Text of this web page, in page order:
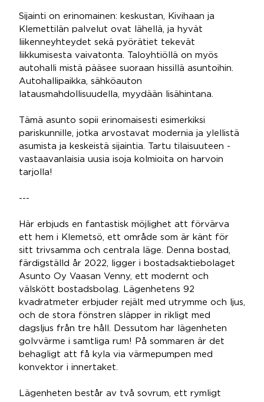
Sijainti on erinomainen: keskustan, Kivihaan ja
Klemettilän palvelut ovat lähellä, ja hyvät
liikenneyhteydet sekä pyörätiet tekevät
liikkumisesta vaivatonta. Taloyhtiöllä on myös
autohalli mistä pääsee suoraan hissillä asuntoihin.
Autohallipaikka, sähköauton
latausmahdollisuudella, myydään lisähintana.
Tämä asunto sopii erinomaisesti esimerkiksi
pariskunnille, jotka arvostavat modernia ja ylellistä
asumista ja keskeistä sijaintia. Tartu tilaisuuteen -
vastaavanlaisia uusia isoja kolmioita on harvoin
tarjolla!
---
Här erbjuds en fantastisk möjlighet att förvärva
ett hem i Klemetsö, ett område som är känt för
sitt trivsamma och centrala läge. Denna bostad,
färdigställd år 2022, ligger i bostadsaktiebolaget
Asunto Oy Vaasan Venny, ett modernt och
välskött bostadsbolag. Lägenhetens 92
kvadratmeter erbjuder rejält med utrymme och ljus,
och de stora fönstren släpper in rikligt med
dagsljus från tre håll. Dessutom har lägenheten
golvvärme i samtliga rum! På sommaren är det
behagligt att få kyla via värmepumpen med
konvektor i innertaket.
Lägenheten består av två sovrum, ett rymligt